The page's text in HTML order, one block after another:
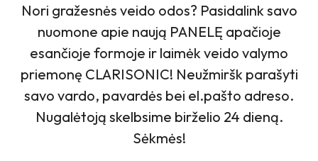
Nori gražesnės veido odos? Pasidalink savo
nuomone apie naują PANELĘ apačioje
esančioje formoje ir laimėk veido valymo
priemonę CLARISONIC! Neužmiršk parašyti
savo vardo, pavardės bei el.pašto adreso.
Nugalėtoją skelbsime birželio 24 dieną.
Sėkmės!